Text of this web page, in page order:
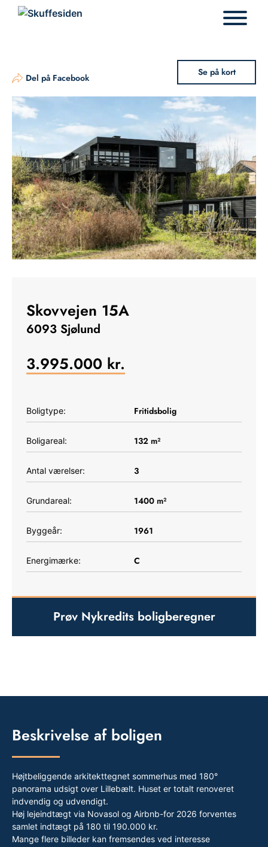
Del på Facebook Se på kort
Skovvejen 15A
6093 Sjølund
3.995.000 kr.
Boligtype: Fritidsbolig
Boligareal: 132 m²
Antal værelser: 3
Grundareal: 1400 m²
Byggeår: 1961
Energimærke: C
Prøv Nykredits boligberegner
Beskrivelse af boligen
Højtbeliggende arkitekttegnet sommerhus med 180°
panorama udsigt over Lillebælt. Huset er totalt renoveret
indvendig og udvendigt.
Høj lejeindtægt via Novasol og Airbnb-for 2026 forventes
samlet indtægt på 180 til 190.000 kr.
Mange flere billeder kan fremsendes ved interesse